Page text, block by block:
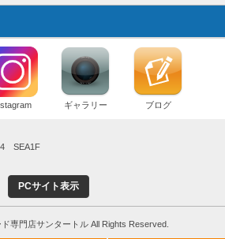
ギャラリー ブログ
SEA1F
PCサイト表示
専門店サンタートル All Rights Reserved.